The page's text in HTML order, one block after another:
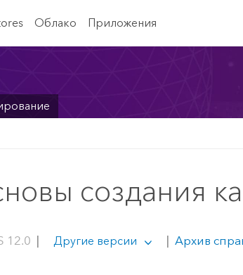
Облако Приложения
создания
12.0 | Другие версии | Архив